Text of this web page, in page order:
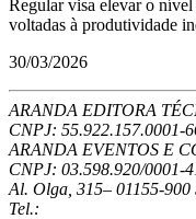
Regular visa elevar o
voltadas à produtividade
30/03/2026
ARANDA EDITORA
CNPJ: 55.922.157.0001-
ARANDA EVENTOS E
CNPJ: 03.598.920/0001-
Al. Olga, 315– 01155-900
Tel.: